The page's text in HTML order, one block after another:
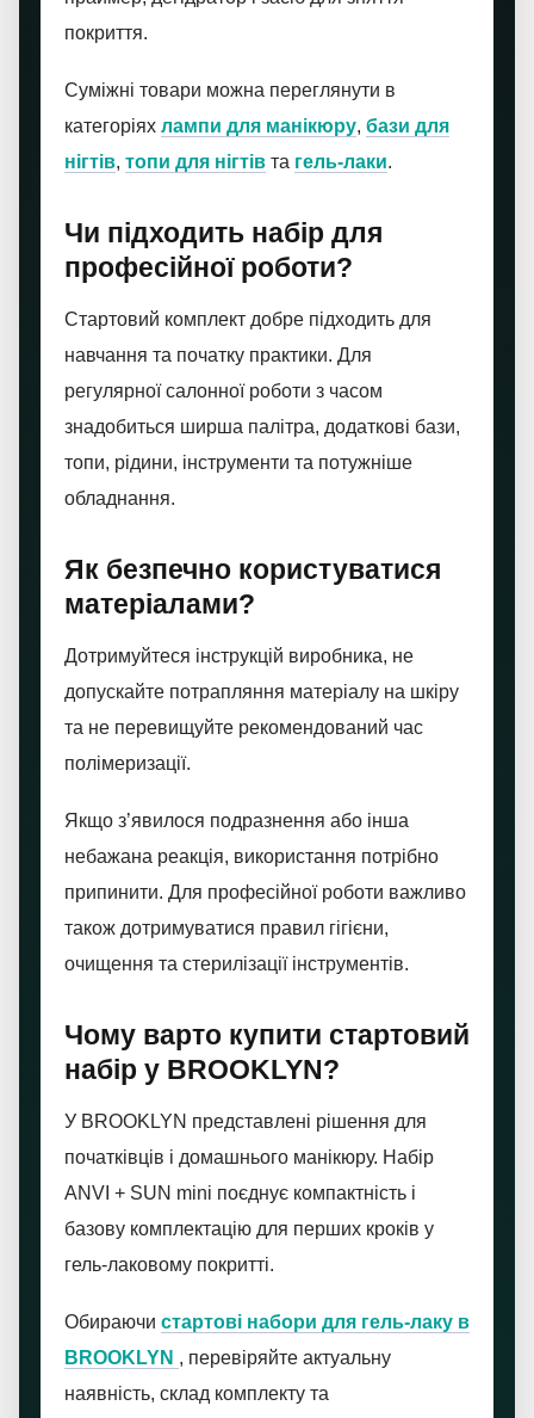
покриття.
Суміжні товари можна переглянути в
категоріях лампи для манікюру, бази для
нігтів, топи для нігтів та гель-лаки.
Чи підходить набір для
професійної роботи?
Стартовий комплект добре підходить для
навчання та початку практики. Для
регулярної салонної роботи з часом
знадобиться ширша палітра, додаткові бази,
топи, рідини, інструменти та потужніше
обладнання.
Як безпечно користуватися
матеріалами?
Дотримуйтеся інструкцій виробника, не
допускайте потрапляння матеріалу на шкіру
та не перевищуйте рекомендований час
полімеризації.
Якщо з’явилося подразнення або інша
небажана реакція, використання потрібно
припинити. Для професійної роботи важливо
також дотримуватися правил гігієни,
очищення та стерилізації інструментів.
Чому варто купити стартовий
набір у BROOKLYN?
У BROOKLYN представлені рішення для
початківців і домашнього манікюру. Набір
ANVI + SUN mini поєднує компактність і
базову комплектацію для перших кроків у
гель-лаковому покритті.
Обираючи стартові набори для гель-лаку в
BROOKLYN , перевіряйте актуальну
наявність, склад комплекту та